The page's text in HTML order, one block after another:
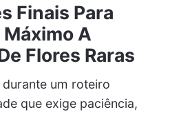
Finais Para
A
Flores Raras
um roteiro
que exige paciência,